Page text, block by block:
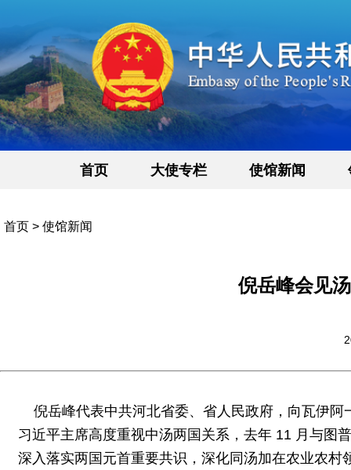
首页 大使专栏 使馆新闻
首页 > 使馆新闻
倪岳峰会见
倪岳峰代表中共河北省委、省人民政府，向瓦伊
习近平主席高度重视中汤两国关系，去年 11 月与图
深入落实两国元首重要共识，深化同汤加在农业农